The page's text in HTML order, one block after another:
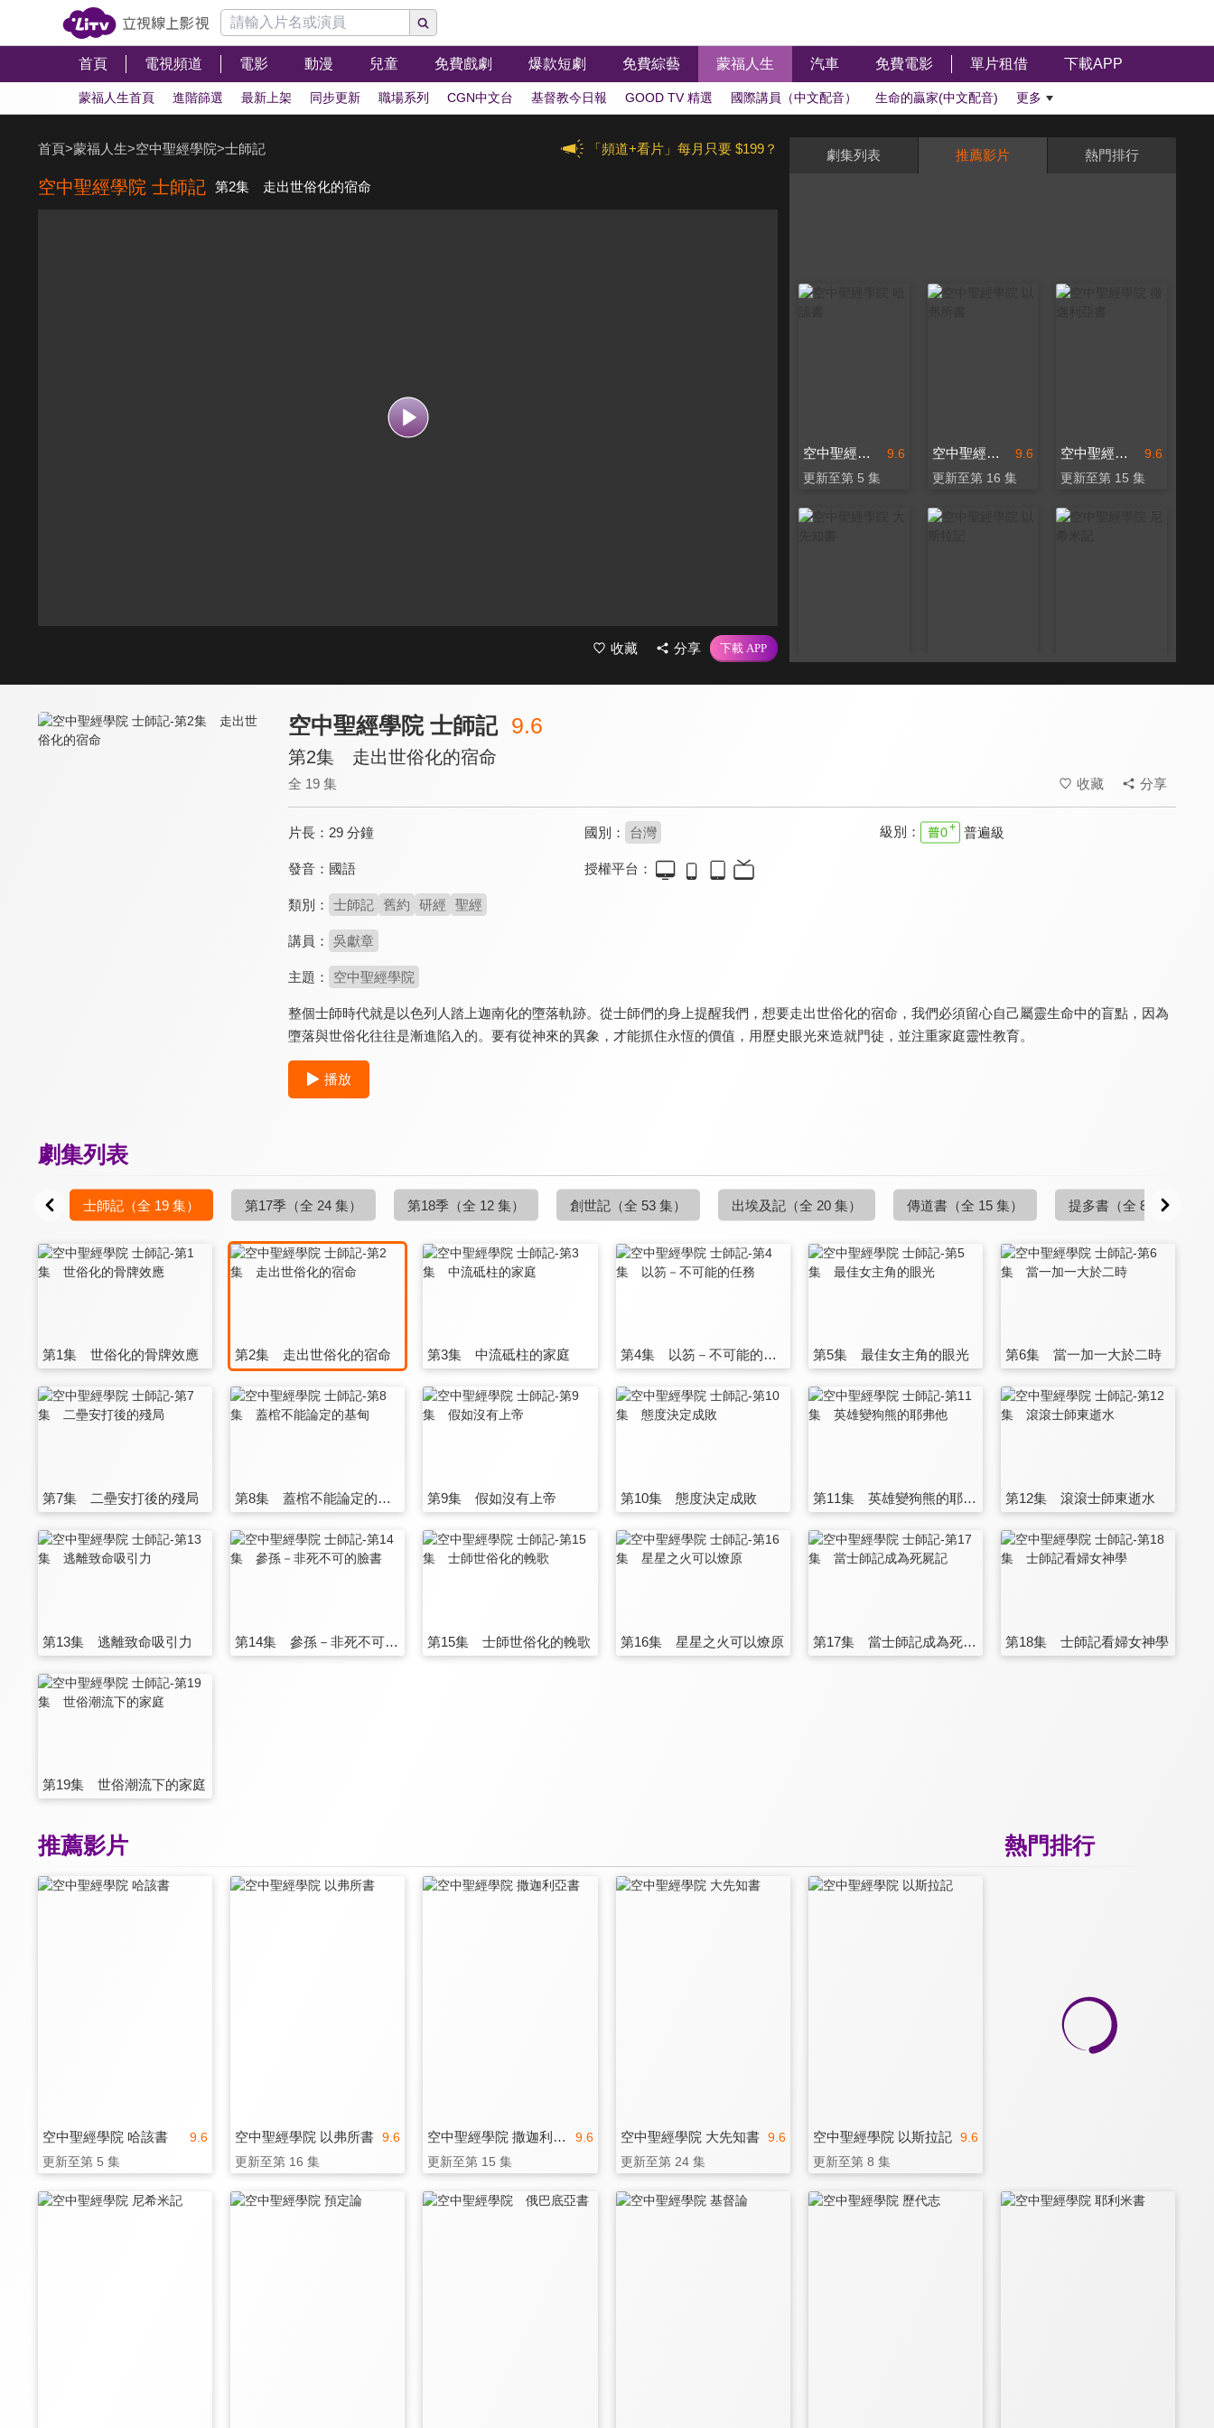
首頁 電視頻道 電影 動漫 兒童 免費戲劇 爆款短劇 免費綜藝 蒙福人生 汽車 免費電影 單片租借 下載APP
蒙福人生首頁 進階篩選 最新上架 同步更新 職場系列 CGN中文台 基督教今日報 GOOD TV 精選 國際講員（中文配音） 生命的贏家(中文配音) 更多
「頻道+看片」每月只要 $199？
首頁>蒙福人生>空中聖經學院>士師記
空中聖經學院 士師記 第2集 走出世俗化的宿命
收藏 分享
劇集列表 推薦影片 熱門排行
9.6
空中聖經學院 哈該書
更新至第 5 集
9.6
空中聖經學院 以弗所書
更新至第 16 集
9.6
空中聖經學院 撒迦利亞書
更新至第 15 集
空中聖經學院 士師記 9.6
第2集 走出世俗化的宿命
全 19 集 收藏 分享
片長： 29 分鐘 國別： 台灣 級別： 普遍級
發音： 國語 授權平台：
類別： 士師記 舊約 研經 聖經
講員： 吳獻章
主題： 空中聖經學院
整個士師時代就是以色列人踏上迦南化的墮落軌跡。從士師們的身上提醒我們，想要走出世俗化的宿命，我們必須留心自己屬靈生命中的盲點，因為
墮落與世俗化往往是漸進陷入的。要有從神來的異象，才能抓住永恆的價值，用歷史眼光來造就門徒，並注重家庭靈性教育。
播放
劇集列表
士師記 （全 19 集） 第17季 （全 24 集） 第18季 （全 12 集） 創世記 （全 53 集） 出埃及記 （全 20 集） 傳道書 （全 15 集） 提多書 （全 8 集）
第1集 世俗化的骨牌效應 第2集 走出世俗化的宿命 第3集 中流砥柱的家庭 第4集 以笏－不可能的任務 第5集 最佳女主角的眼光 第6集 當一加一大於二時
第7集 二壘安打後的殘局 第8集 蓋棺不能論定的基甸 第9集 假如沒有上帝 第10集 態度決定成敗 第11集 英雄變狗熊的耶弗他 第12集 滾滾士師東逝水
第13集 逃離致命吸引力 第14集 參孫－非死不可的臉書 第15集 士師世俗化的輓歌 第16集 星星之火可以燎原 第17集 當士師記成為死屍記 第18集 士師記看婦女神學
第19集 世俗潮流下的家庭
熱門排行
推薦影片
9.6
空中聖經學院 哈該書
更新至第 5 集
9.6
空中聖經學院 以弗所書
更新至第 16 集
9.6
空中聖經學院 撒迦利亞書
更新至第 15 集
9.6
空中聖經學院 大先知書
更新至第 24 集
9.6
空中聖經學院 以斯拉記
更新至第 8 集